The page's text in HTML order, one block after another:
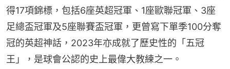
得17項錦標，包括6座英超冠軍、1座歐聯冠軍、3座
足總盃冠軍及5座聯賽盃冠軍，更曾寫下單季100分奪
冠的英超神話，2023年亦成就了歷史性的「五冠
王」，是球會公認的史上最偉大教練之一。